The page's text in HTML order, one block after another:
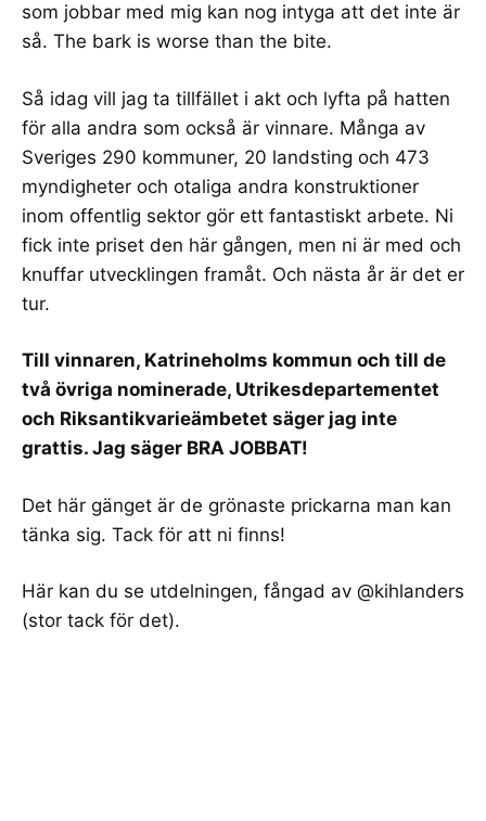
som jobbar med mig kan nog intyga att det inte är
så. The bark is worse than the bite.
Så idag vill jag ta tillfället i akt och lyfta på hatten
för alla andra som också är vinnare. Många av
Sveriges 290 kommuner, 20 landsting och 473
myndigheter och otaliga andra konstruktioner
inom offentlig sektor gör ett fantastiskt arbete. Ni
fick inte priset den här gången, men ni är med och
knuffar utvecklingen framåt. Och nästa år är det er
tur.
Till vinnaren, Katrineholms kommun och till de
två övriga nominerade, Utrikesdepartementet
och Riksantikvarieämbetet säger jag inte
grattis. Jag säger BRA JOBBAT!
Det här gänget är de grönaste prickarna man kan
tänka sig. Tack för att ni finns!
Här kan du se utdelningen, fångad av @kihlanders
(stor tack för det).